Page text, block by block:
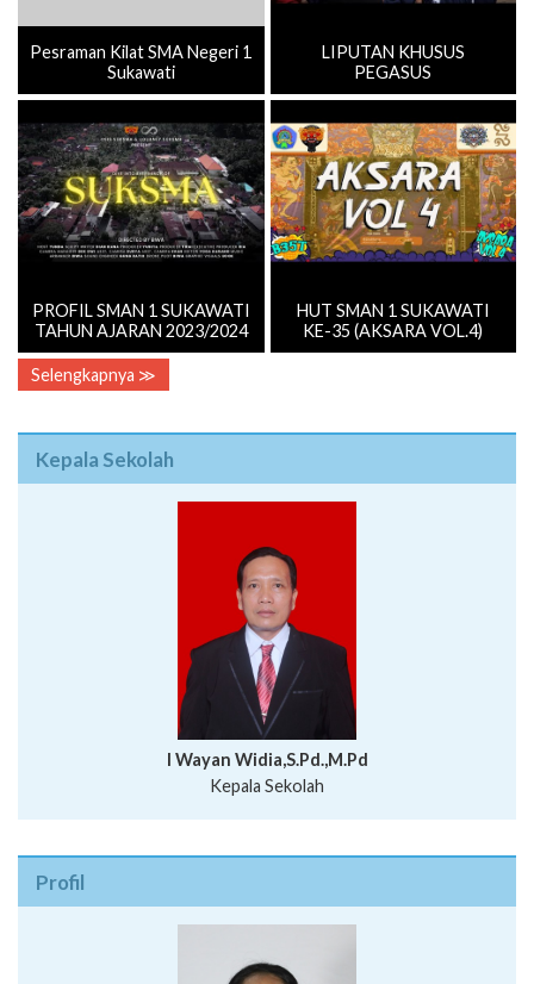
Pesraman Kilat SMA Negeri 1
Sukawati
LIPUTAN KHUSUS
PEGASUS
PROFIL SMAN 1 SUKAWATI
TAHUN AJARAN 2023/2024
HUT SMAN 1 SUKAWATI
KE-35 (AKSARA VOL.4)
Selengkapnya ≫
Kepala Sekolah
I Wayan Widia,S.Pd.,M.Pd
Kepala Sekolah
Profil